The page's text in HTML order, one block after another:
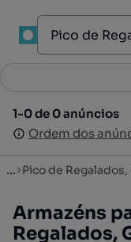
1-0 de 0 anúncios
Ordem dos
1-0 de 0 anúncios
Ordem dos
... Pico de
Armazéns
Regalados,